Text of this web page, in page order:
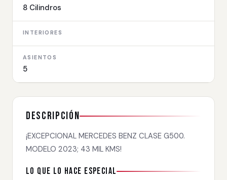
8 Cilindros
INTERIORES
ASIENTOS
5
Descripción
¡EXCEPCIONAL MERCEDES BENZ CLASE G500.
MODELO 2023; 43 MIL KMS!
Lo que lo hace especial